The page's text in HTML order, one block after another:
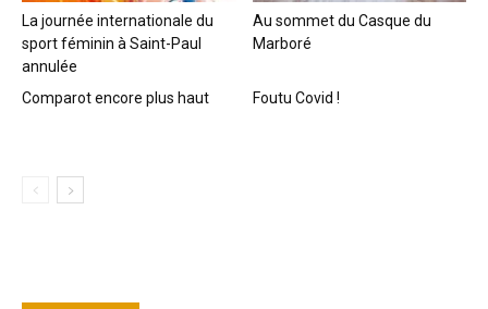
La journée internationale du
sport féminin à Saint-Paul
annulée
Au sommet du Casque du
Marboré
Comparot encore plus haut Foutu Covid !